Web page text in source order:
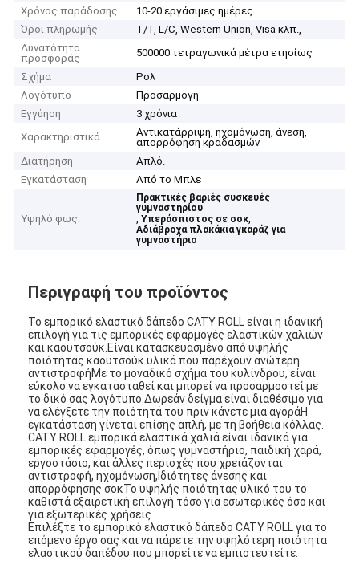
Χρόνος παράδοσης
10-20 εργάσιμες ημέρες
Όροι πληρωμής
Τ/Τ, L/C, Western Union, Visa κλπ.,
Δυνατότητα
προσφοράς
500000 τετραγωνικά μέτρα ετησίως
Σχήμα
Ρολ
Λογότυπο
Προσαρμογή
Εγγύηση
3 χρόνια
Χαρακτηριστικά
Αντικατάρριψη, ηχομόνωση, άνεση,
απορρόφηση κραδασμών
Διατήρηση
Απλό.
Εγκατάσταση
Από το Μπλε
Υψηλό φως:
Πρακτικές βαριές συσκευές
γυμναστηρίου
,Υπεράσπιστος σε σοκ,
Αδιάβροχα πλακάκια γκαράζ για
γυμναστήριο
Περιγραφή του προϊόντος
Το εμπορικό ελαστικό δάπεδο CATY ROLL είναι η ιδανική
επιλογή για τις εμπορικές εφαρμογές ελαστικών χαλιών
και καουτσούκ.Είναι κατασκευασμένο από υψηλής
ποιότητας καουτσούκ υλικά που παρέχουν ανώτερη
αντιστροφήΜε το μοναδικό σχήμα του κυλίνδρου, είναι
εύκολο να εγκατασταθεί και μπορεί να προσαρμοστεί με
το δικό σας λογότυπο.Δωρεάν δείγμα είναι διαθέσιμο για
να ελέγξετε την ποιότητά του πριν κάνετε μια αγοράΗ
εγκατάσταση γίνεται επίσης απλή, με τη βοήθεια κόλλας.
CATY ROLL εμπορικά ελαστικά χαλιά είναι ιδανικά για
εμπορικές εφαρμογές, όπως γυμναστήριο, παιδική χαρά,
εργοστάσιο, και άλλες περιοχές που χρειάζονται
αντιστροφή, ηχομόνωση,Ιδιότητες άνεσης και
απορρόφησης σοκΤο υψηλής ποιότητας υλικό του το
καθιστά εξαιρετική επιλογή τόσο για εσωτερικές όσο και
για εξωτερικές χρήσεις.
Επιλέξτε το εμπορικό ελαστικό δάπεδο CATY ROLL για το
επόμενο έργο σας και να πάρετε την υψηλότερη ποιότητα
ελαστικού δαπέδου που μπορείτε να εμπιστευτείτε.